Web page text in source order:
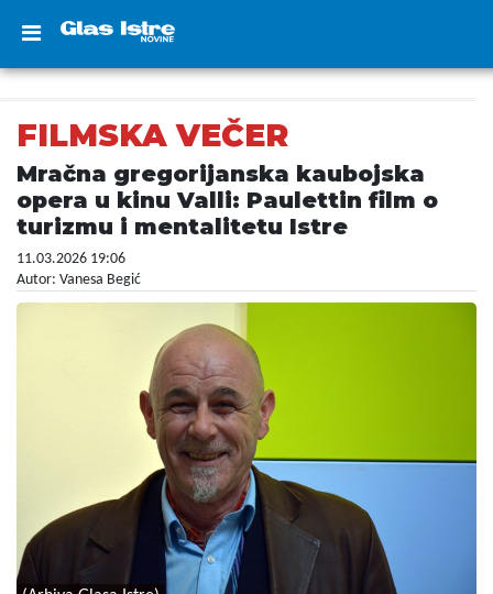
FILMSKA VEČER
Mračna gregorijanska kaubojska
opera u kinu Valli: Paulettin film o
turizmu i mentalitetu Istre
11.03.2026 19:06
Autor: Vanesa Begić